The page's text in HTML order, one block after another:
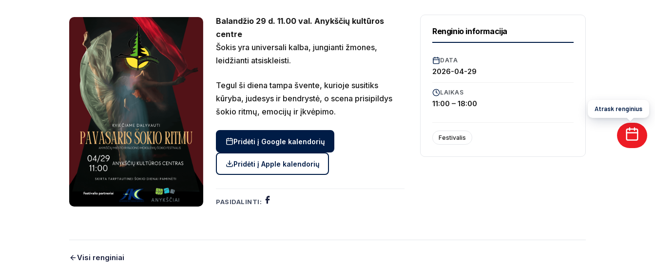
Balandžio 29 d. 11.00 val. Anykščių kultūros
centre
Šokis yra universali kalba, jungianti žmones,
leidžianti atsiskleisti.
Tegul ši diena tampa švente, kurioje susitiks
kūryba, judesys ir bendrystė, o scena prisipildys
šokio ritmų, emocijų ir įkvėpimo.
Pridėti į Google kalendorių
Pridėti į Apple kalendorių
PASIDALINTI:
Renginio informacija
DATA
2026-04-29
LAIKAS
11:00 – 18:00
Festivalis
Visi renginiai
Atrask renginius